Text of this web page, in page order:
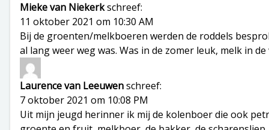
Mieke van Niekerkschreef:
11 oktober 2021 om 10:30 AM
Bij de groenten/melkboeren werden de roddels
al lang weer weg was. Was in de zomer leuk, melk in
Laurence van Leeuwenschreef:
7 oktober 2021 om 10:08 PM
Uit mijn jeugd herinner ik mij de kolenboer die ook